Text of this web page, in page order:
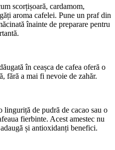
scorțișoară, cardamom,
aroma cafelei. Pune un praf din
înainte de preparare pentru
în ceașca de cafea oferă o
fără a mai fi nevoie de zahăr.
linguriță de pudră de cacao sau o
fierbinte. Acest amestec nu
și antioxidanți benefici.